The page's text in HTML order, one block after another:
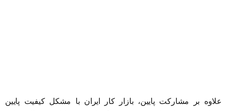
علاوه بر مشارکت پایین، بازار کار ایران با مشکل کیفیت پایین